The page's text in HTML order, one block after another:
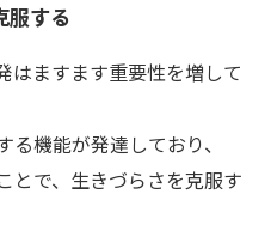
服する
はますます重要性を増して
機能が発達しており、
とで、生きづらさを克服す